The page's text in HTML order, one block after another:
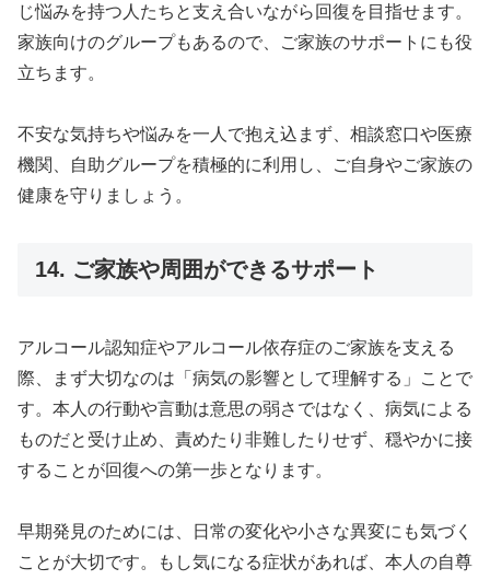
じ悩みを持つ人たちと支え合いながら回復を目指せます。
家族向けのグループもあるので、ご家族のサポートにも役
立ちます。
不安な気持ちや悩みを一人で抱え込まず、相談窓口や医療
機関、自助グループを積極的に利用し、ご自身やご家族の
健康を守りましょう。
14. ご家族や周囲ができるサポート
アルコール認知症やアルコール依存症のご家族を支える
際、まず大切なのは「病気の影響として理解する」ことで
す。本人の行動や言動は意思の弱さではなく、病気による
ものだと受け止め、責めたり非難したりせず、穏やかに接
することが回復への第一歩となります。
早期発見のためには、日常の変化や小さな異変にも気づく
ことが大切です。もし気になる症状があれば、本人の自尊